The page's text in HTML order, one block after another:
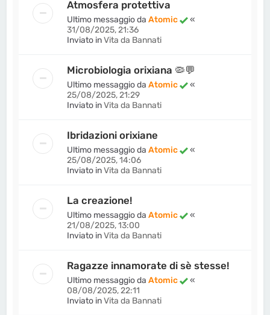
Atmosfera protettiva
Ultimo messaggio daAtomic
«
31/08/2025, 21:36
Inviato inVita da Bannati
Microbiologia orixiana 🦠💬
Ultimo messaggio daAtomic
«
25/08/2025, 21:29
Inviato inVita da Bannati
Ibridazioni orixiane
Ultimo messaggio daAtomic
«
25/08/2025, 14:06
Inviato inVita da Bannati
La creazione!
Ultimo messaggio daAtomic
«
21/08/2025, 13:00
Inviato inVita da Bannati
Ragazze innamorate di sè stesse!
Ultimo messaggio daAtomic
«
08/08/2025, 22:11
Inviato inVita da Bannati